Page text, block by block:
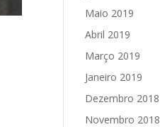
Maio 2019
Abril 2019
Março 2019
Janeiro 2019
Dezembro 2018
Novembro 2018